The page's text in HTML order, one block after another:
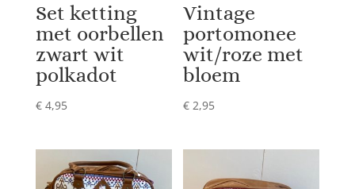
Set ketting
met oorbellen
zwart wit
polkadot
€4,95
Vintage
portomonee
wit/roze met
bloem
€ 2,95